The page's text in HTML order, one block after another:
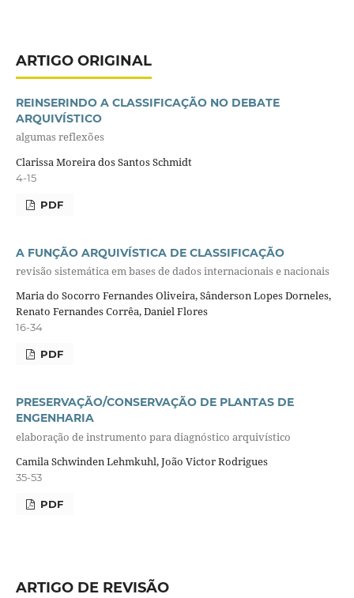
ARTIGO ORIGINAL
REINSERINDO A CLASSIFICAÇÃO NO DEBATE
ARQUIVÍSTICO
algumas reflexões
Clarissa Moreira dos Santos Schmidt
4-15
PDF
A FUNÇÃO ARQUIVÍSTICA DE CLASSIFICAÇÃO
revisão sistemática em bases de dados internacionais e nacionais
Maria do Socorro Fernandes Oliveira, Sânderson Lopes Dorneles,
Renato Fernandes Corrêa, Daniel Flores
16-34
PDF
PRESERVAÇÃO/CONSERVAÇÃO DE PLANTAS DE
ENGENHARIA
elaboração de instrumento para diagnóstico arquivístico
Camila Schwinden Lehmkuhl, João Victor Rodrigues
35-53
PDF
ARTIGO DE REVISÃO